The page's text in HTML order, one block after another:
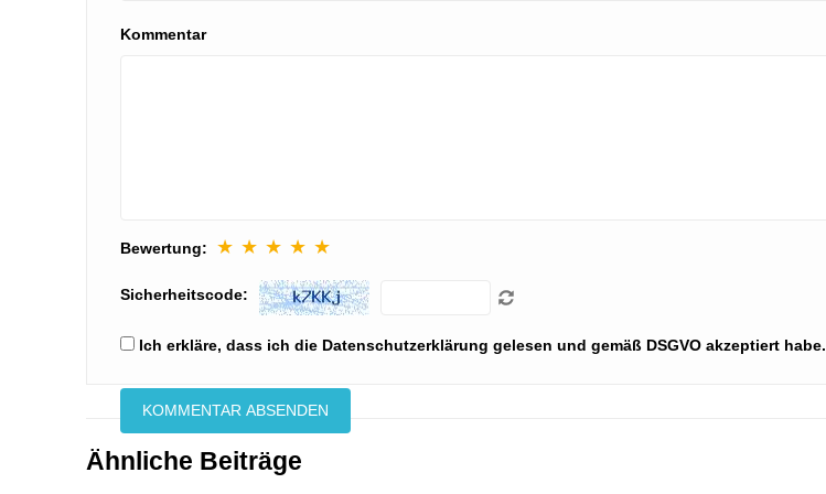
Kommentar
Bewertung: ★ ★ ★ ★ ★
Sicherheitscode:
Ich erkläre, dass ich die Datenschutzerklärung gelesen und gemäß DSGVO akzeptiert habe.
Ähnliche Beiträge